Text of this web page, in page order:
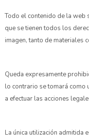
Todo el contenido de la web
que se tienen todos los
imagen, tanto de materiales
Queda expresamente
lo contrario se tomará como
a efectuar las acciones
La única utilización admitida